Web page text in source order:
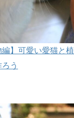
編】可愛い愛猫と
う